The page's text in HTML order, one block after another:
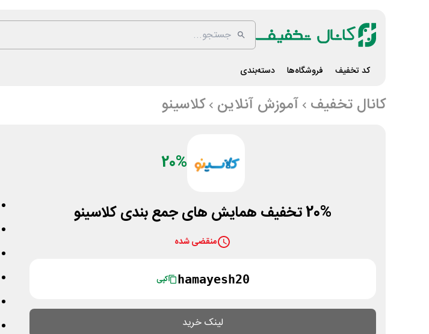
کد تخفیف فروشگاه‌ها دسته‌بندی
کانال تخفیف آموزش آنلاین کلاسینو
20%
20% تخفیف همایش های جمع بندی کلاسینو
منقضی شده
hamayesh20 کپی
لینک خرید